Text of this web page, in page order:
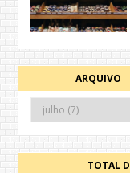
ARQUIVO
TOTAL